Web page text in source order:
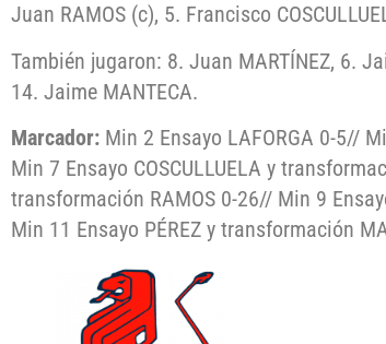
Juan RAMOS (c), 5. Francisco
También jugaron: 8. Juan MARTÍNEZ, 6.
14. Jaime MANTECA.
Marcador: Min 2 Ensayo LAFORGA 0-5//
Min 7 Ensayo COSCULLUELA y
transformación RAMOS 0-26// Min 9
Min 11 Ensayo PÉREZ y transformación